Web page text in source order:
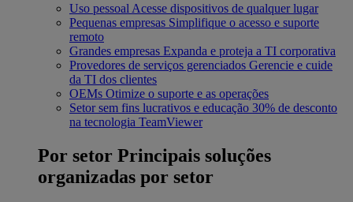
Uso pessoal Acesse dispositivos de qualquer lugar
Pequenas empresas Simplifique o acesso e suporte
remoto
Grandes empresas Expanda e proteja a TI corporativa
Provedores de serviços gerenciados Gerencie e cuide
da TI dos clientes
OEMs Otimize o suporte e as operações
Setor sem fins lucrativos e educação 30% de desconto
na tecnologia TeamViewer
Por setor Principais soluções
organizadas por setor